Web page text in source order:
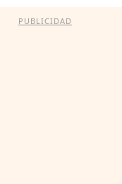
PUBLICIDAD